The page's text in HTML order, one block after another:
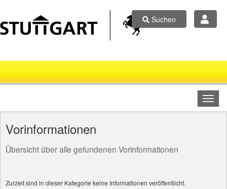
Suchen
Vorinformationen
Übersicht über alle gefundenen Vorinformationen
Zurzeit sind in dieser Kategorie keine Informationen veröffentlicht.